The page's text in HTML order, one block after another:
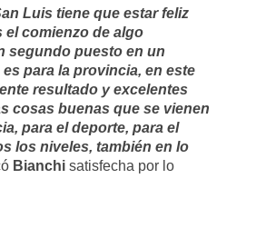
Luis tiene que estar feliz
el comienzo de algo
segundo puesto en un
para la provincia, en este
resultado y excelentes
cosas buenas que se vienen
para el deporte, para el
los niveles, también en lo
Bianchi satisfecha por lo